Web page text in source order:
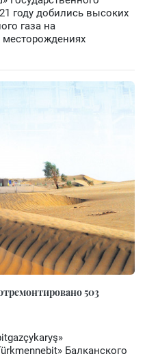
году добились высоких
газа на
503
Балканского